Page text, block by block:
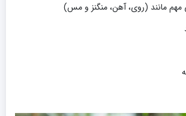
مهم مانند (روی، آهن، منگنز و مس)